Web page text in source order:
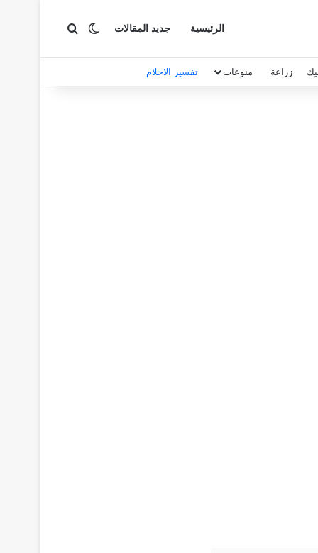
الرئيسية جديد المقالات الوضع المظلم
بحث عن
زراعة منوعات تفسير الاحلام